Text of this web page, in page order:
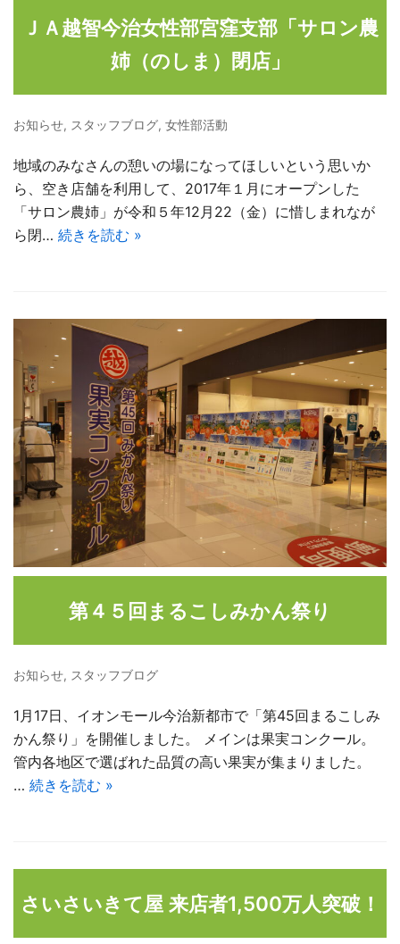
ＪＡ越智今治女性部宮窪支部「サロン農
姉（のしま）閉店」
お知らせ, スタッフブログ, 女性部活動
地域のみなさんの憩いの場になってほしいという思いか
ら、空き店舗を利用して、2017年１月にオープンした
「サロン農姉」が令和５年12月22（金）に惜しまれなが
ら閉… 続きを読む »
第４５回まるこしみかん祭り
お知らせ, スタッフブログ
1月17日、イオンモール今治新都市で「第45回まるこしみ
かん祭り」を開催しました。 メインは果実コンクール。
管内各地区で選ばれた品質の高い果実が集まりました。
… 続きを読む »
さいさいきて屋 来店者1,500万人突破！